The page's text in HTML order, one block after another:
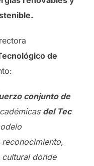
de
conjunto de
del Tec
donde